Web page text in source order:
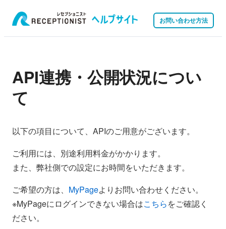
お問い合わせ方法
API連携・公開状況につい
て
以下の項目について、APIのご用意がございます。
ご利用には、別途利用料金がかかります。
また、弊社側での設定にお時間をいただきます。
ご希望の方は、 MyPageよりお問い合わせください。
※MyPageにログインできない場合はこちらをご確認く
ださい。